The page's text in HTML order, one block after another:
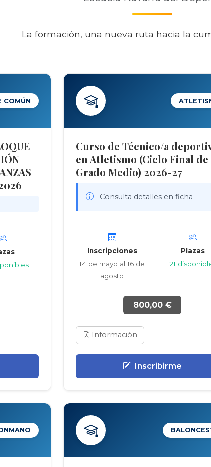
La formación, una nueva ruta hacia la
COMÚN
Curso de Técnico/a
en Atletismo (Ciclo Final de
Grado Medio) 2026-27
Consulta detalles en ficha
Inscripciones
14 de mayo al 16 de
agosto
Plazas
21
800,00 €
Información
Inscribirme